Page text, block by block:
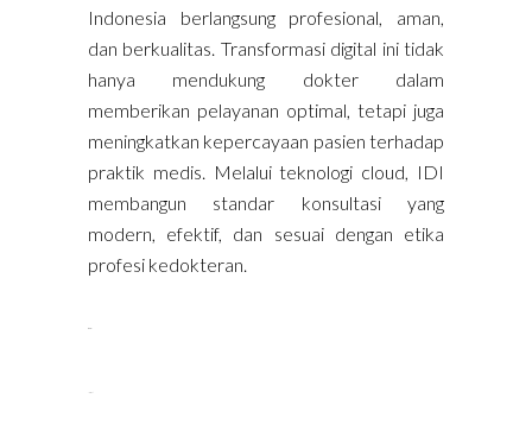
Indonesia berlangsung profesional, aman,
dan berkualitas. Transformasi digital ini tidak
hanya mendukung dokter dalam
memberikan pelayanan optimal, tetapi juga
meningkatkan kepercayaan pasien terhadap
praktik medis. Melalui teknologi cloud, IDI
membangun standar konsultasi yang
modern, efektif, dan sesuai dengan etika
profesi kedokteran.